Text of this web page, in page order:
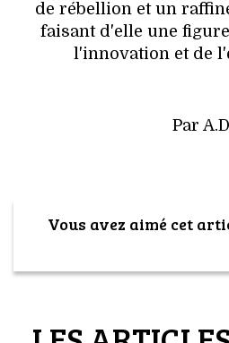
de rébellion et un
faisant d'elle une
l'innovation et de
Par A.D
Vous avez aimé cet